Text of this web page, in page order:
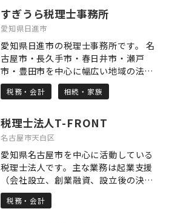
対策やM&A支援などの事業承継支援」
「出資持分対策やMS法人設立などの医
業経営支援」「相続税申告」「贈与税
申告や譲渡所得税申告」「資産管理法
人設立などの相続税対策」に力を入れ
ております。
すぎうら税理士事務所
愛知県日進市
愛知県日進市の税理士事務所です。 名
古屋市・長久手市・春日井市・瀬戸
市・豊田市を中心に幅広い地域の法
人・個人のお客様からご用命を頂いて
おります。 「お客様のために一生懸
ん、相続税対策や相続税申告から個人
確定申告まで幅広いサービスをご提供
致しております。 ◆相続税がご心配の
方 ◆不動産賃貸や売買でお悩みの方 ◆
税理士さんを変更したい方 ◆会社設
立・法人成りを考えている方 など、税
金でお悩みの方はぜひいちどご相談く
ださい。 初回のご相談は無料です。
税務・会計 相続・家族
税理士法人T-FRONT
名古屋市天白区
愛知県名古屋市を中心に活動している
税理士法人です。主な業務は起業支援
（会社設立、創業融資、設立後の決算
申告）です。領収書丸投げOK。決算の
みの依頼OK。名古屋で起業をお考えの
税務・会計